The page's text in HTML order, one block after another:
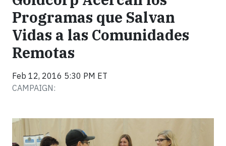
Programas que Salvan
Vidas a las Comunidades
Remotas
Feb 12, 2016 5:30 PM ET
CAMPAIGN: